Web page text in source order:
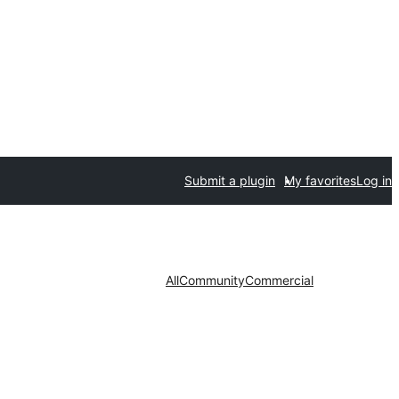
Submit a plugin My favoritesLog in
AllCommunityCommercial